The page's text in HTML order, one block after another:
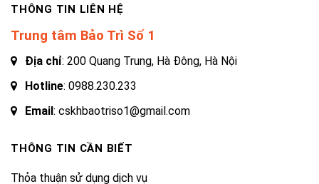
THÔNG TIN LIÊN HỆ
Trung tâm Bảo Trì Số 1
Địa chỉ: 200 Quang Trung, Hà Đông, Hà Nội
Hotline: 0988.230.233
Email: cskhbaotriso1@gmail.com
THÔNG TIN CẦN BIẾT
Thỏa thuận sử dụng dịch vụ